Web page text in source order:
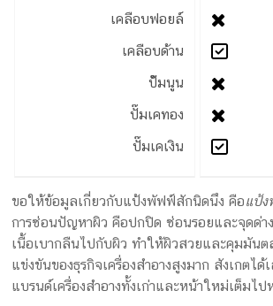
เคลือบฟอยล์
เคลือบด้าน
ป้๊มนูน
ปั๊มเคทอง
ปั๊มเคเงิน
ขอให้ข้อมูลเกี่ยวกับแป้งพัฟฟ์สักนิดนึง คือแป้
การซ่อนปัญหาผิว คือปกปิด ซ่อนรอยและจุดด่า
เนื้อเบากลืนไปกับผิว ทำให้ผิวสวยและคุมมันต
แข่งขันของธุรกิจเครื่องสำอางสูงมาก สังเกตไ
แบรนด์เครื่องสำอางทั้งเก่าและหน้าใหม่เต็มไป